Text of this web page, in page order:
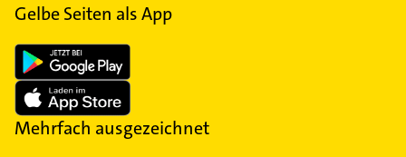
Gelbe Seiten als App
Mehrfach ausgezeichnet